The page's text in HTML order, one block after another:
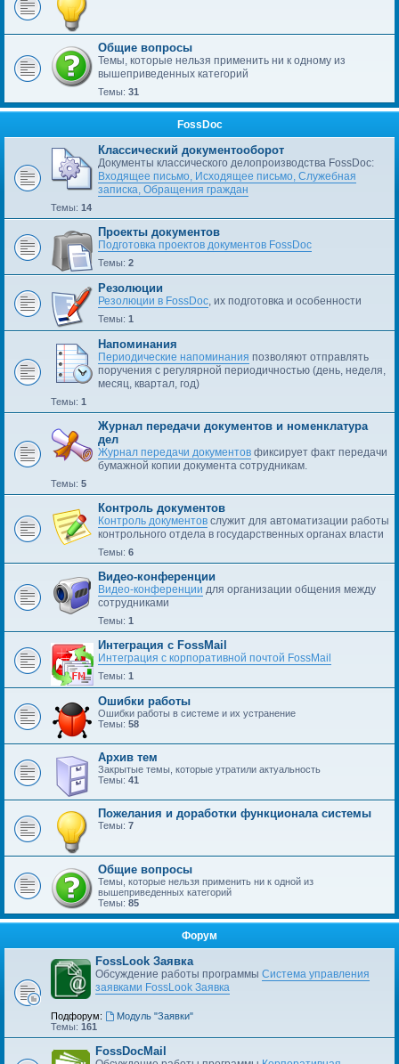
Общие вопросы
Темы, которые нельзя применить ни к одному из
вышеприведенных категорий
Темы: 31
FossDoc
Классический документооборот
Документы классического делопроизводства FossDoc:
Входящее письмо, Исходящее письмо, Служебная
записка, Обращения граждан
Темы: 14
Проекты документов
Подготовка проектов документов FossDoc
Темы: 2
Резолюции
Резолюции в FossDoc, их подготовка и особенности
Темы: 1
Напоминания
Периодические напоминания позволяют отправлять
поручения с регулярной периодичностью (день, неделя,
месяц, квартал, год)
Темы: 1
Журнал передачи документов и номенклатура
дел
Журнал передачи документов фиксирует факт передачи
бумажной копии документа сотрудникам.
Темы: 5
Контроль документов
Контроль документов служит для автоматизации работы
контрольного отдела в государственных органах власти
Темы: 6
Видео-конференции
Видео-конференции для организации общения между
сотрудниками
Темы: 1
Интеграция с FossMail
Интеграция с корпоративной почтой FossMail
Темы: 1
Ошибки работы
Ошибки работы в системе и их устранение
Темы: 58
Архив тем
Закрытые темы, которые утратили актуальность
Темы: 41
Пожелания и доработки функционала системы
Темы: 7
Общие вопросы
Темы, которые нельзя применить ни к одной из
вышеприведенных категорий
Темы: 85
Форум
FossLook Заявка
Обсуждение работы программы Система управления
заявками FossLook Заявка
Подфорум:
Модуль "Заявки"
Темы: 161
FossDocMail